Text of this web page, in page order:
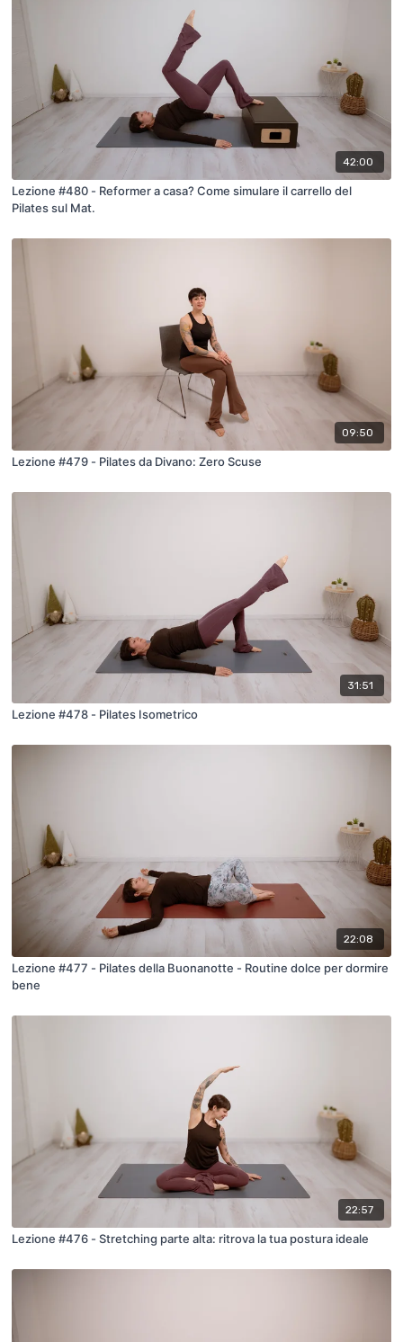
42:00
Lezione #480 - Reformer a casa? Come simulare il carrello del
Pilates sul Mat.
09:50
Lezione #479 - Pilates da Divano: Zero Scuse
31:51
Lezione #478 - Pilates Isometrico
22:08
Lezione #477 - Pilates della Buonanotte - Routine dolce per dormire
bene
22:57
Lezione #476 - Stretching parte alta: ritrova la tua postura ideale